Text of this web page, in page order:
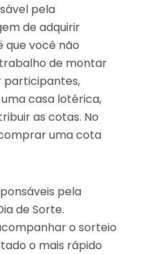
pela
de adquirir
você não
de montar
participantes,
casa lotérica,
as cotas. No
uma cota
pela
de Sorte.
o sorteio
o mais rápido